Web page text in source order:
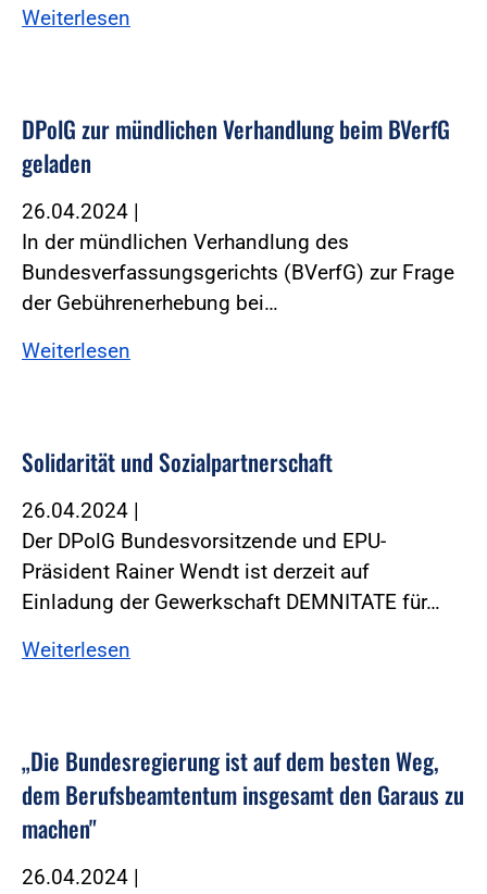
Weiterlesen
DPolG zur mündlichen Verhandlung beim BVerfG
geladen
26.04.2024 |
In der mündlichen Verhandlung des
Bundesverfassungsgerichts (BVerfG) zur Frage
der Gebührenerhebung bei…
Weiterlesen
Solidarität und Sozialpartnerschaft
26.04.2024 |
Der DPolG Bundesvorsitzende und EPU-
Präsident Rainer Wendt ist derzeit auf
Einladung der Gewerkschaft DEMNITATE für…
Weiterlesen
„Die Bundesregierung ist auf dem besten Weg,
dem Berufsbeamtentum insgesamt den Garaus zu
machen"
26.04.2024 |